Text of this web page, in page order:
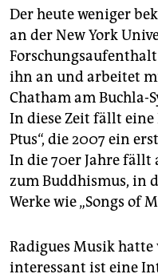
Der heute weniger
an der New York
ihn an und arbeitet
Chatham am Buchla-
In diese Zeit fällt eine
Ptus“, die 2007 ein
In die 70er Jahre fällt
zum Buddhismus, in
Werke wie „Songs of
Radigues Musik
interessant ist eine